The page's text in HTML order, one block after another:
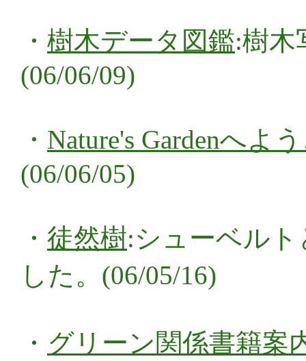
・ 樹木データ図鑑:樹木
(06/06/09)
・ Nature's Gardenへよ
(06/06/05)
・ 徒然樹:シューベル
した。(06/05/16)
・ グリーン関係書籍案